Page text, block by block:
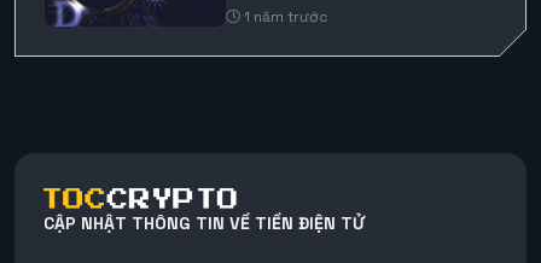
1 năm trước
CẬP NHẬT THÔNG TIN VỀ TIỀN ĐIỆN TỬ